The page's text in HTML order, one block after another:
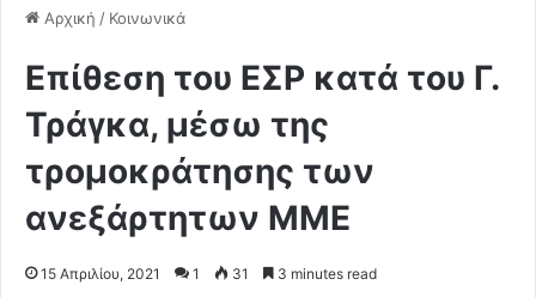
Αρχική / Κοινωνικά
Επίθεση του ΕΣΡ κατά του Γ.
Τράγκα, μέσω της
τρομοκράτησης των
ανεξάρτητων ΜΜΕ
15 Απριλίου, 2021 1 31 3 minutes read